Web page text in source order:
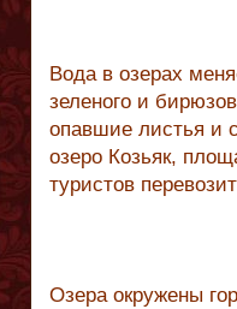
Вода в озерах
зеленого и
опавшие листья и
озеро Козьяк,
туристов
Озера окружены